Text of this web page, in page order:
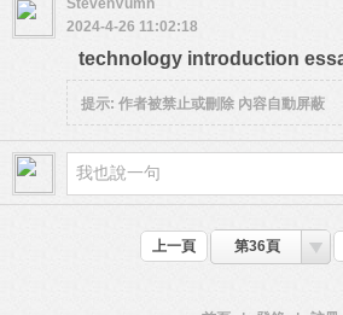
StevenVumn
2024-4-26 11:02:18
technology introduction
提示: 作者被禁止或刪除 內容自動屏蔽
上一頁 第36頁